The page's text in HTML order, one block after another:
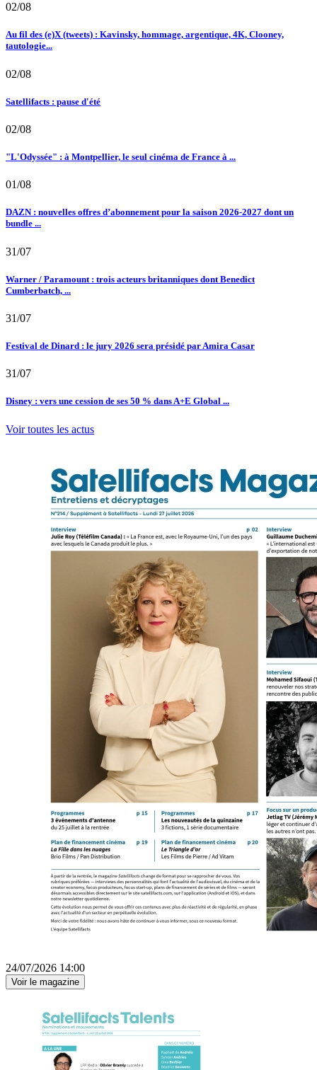
02/08
Au fil des (e)X (tweets) : Kavinsky, hommage, argentique, 4K, Clooney,
tautologie...
02/08
Satellifacts : pause d'été
02/08
"L'Odyssée" : à Montpellier, le seul cinéma de France à ...
01/08
DAZN : nouvelles offres d’abonnement pour la saison 2026-2027 dont un
bundle ...
31/07
Warner / Paramount : trois acteurs britanniques dont Benedict
Cumberbatch, ...
31/07
Festival de Dinard : le jury 2026 sera présidé par Amira Casar
31/07
Disney : vers une cession de ses 50 % dans A+E Global ...
Voir toutes les actus
24/07/2026 14:00
Voir le magazine